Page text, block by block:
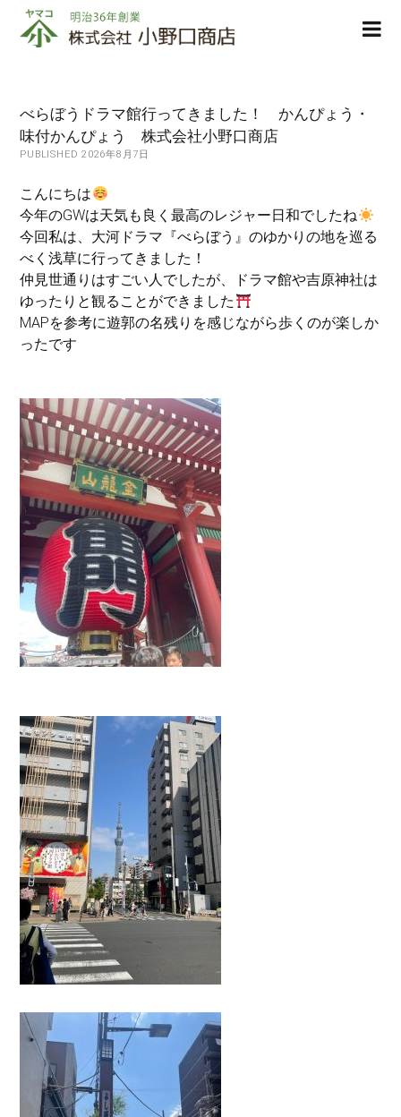
株
式
野
口
店
べらぼうドラマ館行ってきました！ かんぴょう・
味付かんぴょう 株式会社小野口商店
PUBLISHED 2026年8月7日
こんにちは
今年のGWは天気も良く最高のレジャー日和でしたね
今回私は、大河ドラマ『べらぼう』のゆかりの地を巡る
べく浅草に行ってきました！
仲見世通りはすごい人でしたが、ドラマ館や吉原神社は
ゆったりと観ることができました
MAPを参考に遊郭の名残りを感じながら歩くのが楽しか
ったです